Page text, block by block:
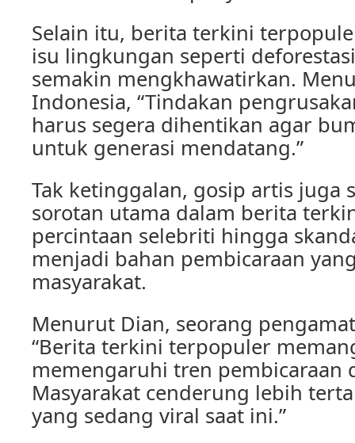
Selain itu, berita terkini
isu lingkungan seperti
semakin mengkhawatirkan.
Indonesia, “Tindakan
harus segera dihentikan agar
untuk generasi mendatang.”
Tak ketinggalan, gosip artis juga
sorotan utama dalam berita
percintaan selebriti hingga
menjadi bahan pembicaraan
masyarakat.
Menurut Dian, seorang
“Berita terkini terpopuler
memengaruhi tren pembicaraan
Masyarakat cenderung lebih
yang sedang viral saat ini.”